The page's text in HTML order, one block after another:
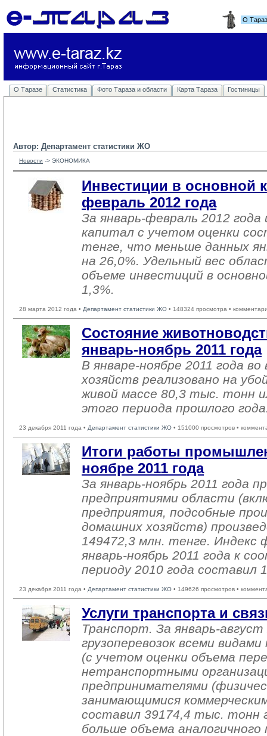
О
О Таразе Статистика Фото Тараза и области Карта Тараза Гостиницы
Автор: Департамент статистики ЖО
Новости -> ЭКОНОМИКА
Инвестиции в основной
февраль 2012 года
За январь-февраль 2012
капитал с учетом оценки
тенге, что меньше данных
на 26,0%. Удельный вес
объеме инвестиций в
1,3%.
28 марта 2012 года • Департамент статистики ЖО • 148324 просмотра •
Состояние
январь-ноябрь 2011 года
В январе-ноябре 2011 года во
хозяйств реализовано на
живой массе 80,3 тыс. тонн
этого периода прошлого
23 декабря 2011 года • Департамент статистики ЖО • 151000 просмотров •
Итоги работы
ноябре 2011 года
За январь-ноябрь 2011 года
предприятиями области
предприятия, подсобные
домашних хозяйств)
149472,3 млн. тенге. Индекс
январь-ноябрь 2011 года к
периоду 2010 года составил
23 декабря 2011 года • Департамент статистики ЖО • 149626 просмотров •
Услуги транспорта и
Транспорт. За январь-
грузоперевозок всеми
(с учетом оценки объема
нетранспортными
предпринимателями
занимающимися
составил 39174,4 тыс. тонн
больше объема аналогичного